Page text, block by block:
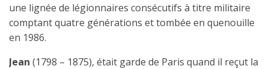
une lignée de légionnaires consécutifs à titre militaire
comptant quatre générations et tombée en quenouille
en 1986.
Jean (1798 – 1875), était garde de Paris quand il reçut la